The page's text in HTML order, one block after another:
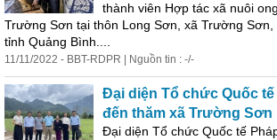
thành viên Hợp tác xã nuôi
Trường Sơn tại thôn Long Sơn, xã Trường Sơn,
tỉnh Quảng Bình....
11/11/2022 - BBT-RDPR | Nguồn tin : -/-
Đại diện Tổ chức Quốc tế
đến thăm xã Trường Sơn
Đại diện Tổ chức Quốc tế